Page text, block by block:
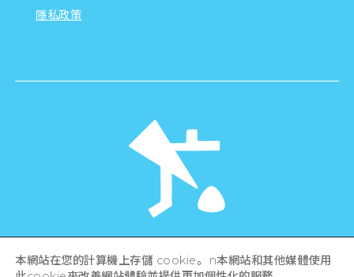
隱私政策
Hiroshima Prefecture / Hiroshima City .
All rights reserved
本網站在您的計算機上存儲 cookie。 n本網站和其他媒體使用